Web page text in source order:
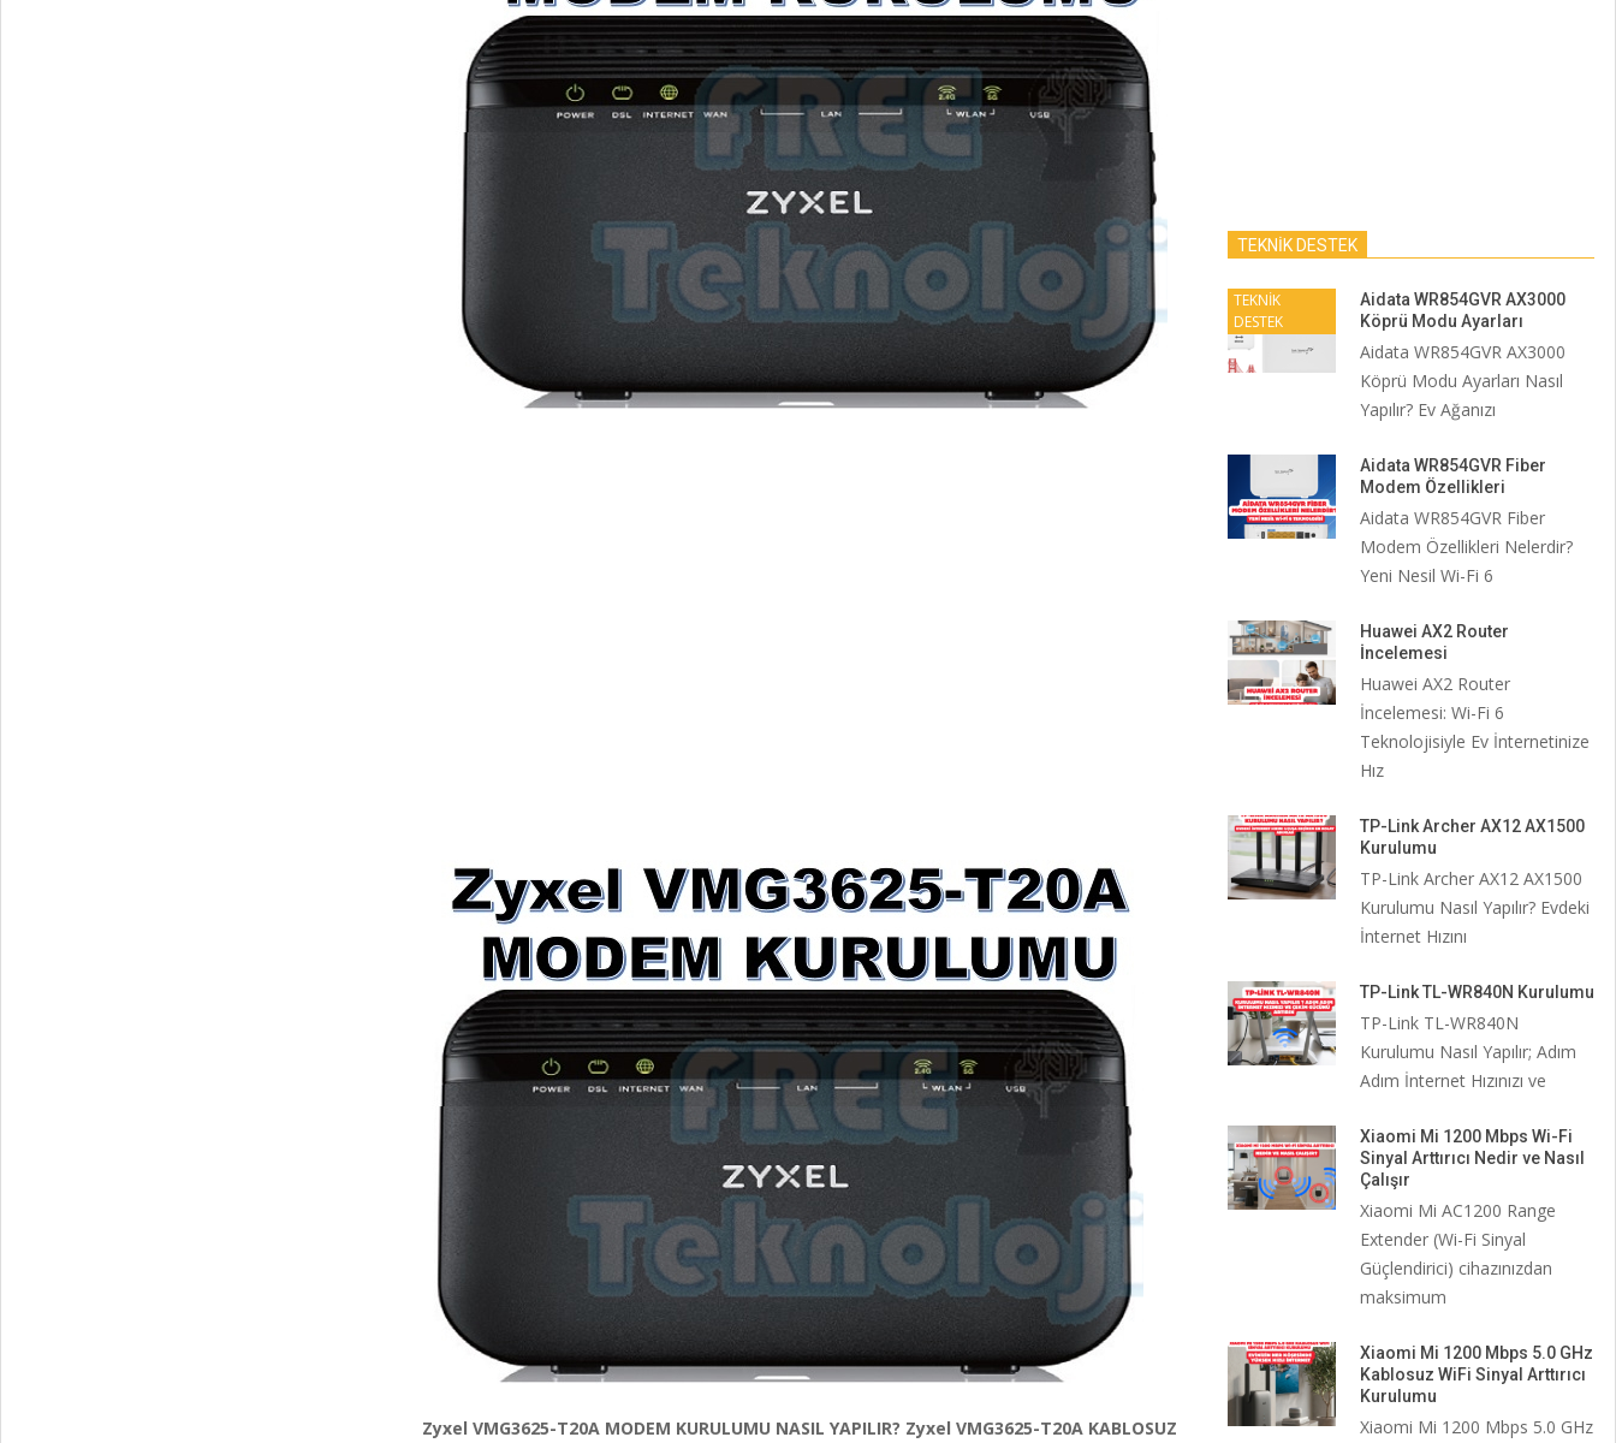
Zyxel VMG3625-T20A MODEM KURULUMU NASIL YAPILIR? Zyxel VMG3625-T20A KABLOSUZ
TEKNİK DESTEK
TEKNİK
DESTEK
Aidata WR854GVR AX3000
Köprü Modu Ayarları
Aidata WR854GVR AX3000
Köprü Modu Ayarları Nasıl
Yapılır? Ev Ağanızı
Aidata WR854GVR Fiber
Modem Özellikleri
Aidata WR854GVR Fiber
Modem Özellikleri Nelerdir?
Yeni Nesil Wi-Fi 6
Huawei AX2 Router
İncelemesi
Huawei AX2 Router
İncelemesi: Wi-Fi 6
Teknolojisiyle Ev İnternetinize
Hız
TP-Link Archer AX12 AX1500
Kurulumu
TP-Link Archer AX12 AX1500
Kurulumu Nasıl Yapılır? Evdeki
İnternet Hızını
TP-Link TL-WR840N Kurulumu
TP-Link TL-WR840N
Kurulumu Nasıl Yapılır; Adım
Adım İnternet Hızınızı ve
Xiaomi Mi 1200 Mbps Wi-Fi
Sinyal Arttırıcı Nedir ve Nasıl
Çalışır
Xiaomi Mi AC1200 Range
Extender (Wi-Fi Sinyal
Güçlendirici) cihazınızdan
maksimum
Xiaomi Mi 1200 Mbps 5.0 GHz
Kablosuz WiFi Sinyal Arttırıcı
Kurulumu
Xiaomi Mi 1200 Mbps 5.0 GHz